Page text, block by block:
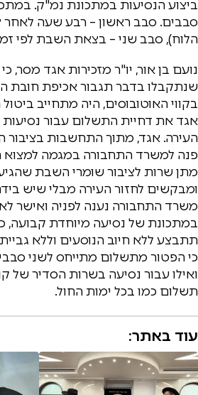
ביצוע הנסיעות במתכונת נמ"ק.
סבבים. סבב ראשון – רבע שעה
הלוח), סבב שני – בצאת השבת לפי
נועם בן אור, יו"ר מזכירות אגד מסר,
שנתקבלו בדבר תגבור אכיפת חובת
בקווי האוטובוסים, היה מתחייב
אגד את דחיית התשלום עבור
העירה. אגד, מתוך התחשבות בציבור
פנה למשרד התחבורה במגמה
מתן שרות לציבור שומרי השבת
ומבקשים לחזור העירה מבלי שיש
משרד התחבורה נענה לפניה ואישר
במתכונת של נסיעה מיוחדת קבועה,
תתבצע ללא חיוב הנוסעים וללא
כי הפטור מתשלום מתייחס לשני
ואילו עבור נסיעה בשרות הסדיר של
תשלום כמו בכל ימות החול.
עוד באתר: